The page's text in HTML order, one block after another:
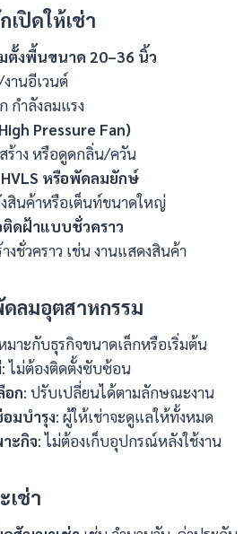
ปิดให้เช่า
ตั้งพื้นขนาด 20–36 นิ้ว
านอีเวนต์
กำลังลมแรง
High Pressure Fan)
ร้าง หรือดูดกลิ่น/ควัน
HVLS หรือพัดลมยักษ์
สินค้าหรือเต็นท์ขนาดใหญ่
ดฝ้าแบบชั่วคราว
งชั่วคราว เช่น งานแสดงสินค้า
ลมอุตสาหกรรม
มาะกับธุรกิจขนาดเล็กหรือเริ่มต้น
: ไม่ต้องติดตั้งซับซ้อน
อก: ปรับเปลี่ยนได้ตามลักษณะงาน
อมบำรุง: ผู้ให้เช่าจะดูแลให้ทั้งหมด
ะกิจ: ไม่ต้องเก็บอุปกรณ์หลังใช้งาน
เช่า